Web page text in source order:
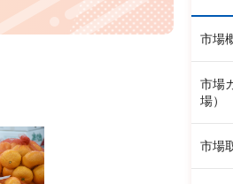
市場
市場
場）
市場